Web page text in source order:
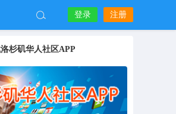
登录 注册
杉矶华人社区APP